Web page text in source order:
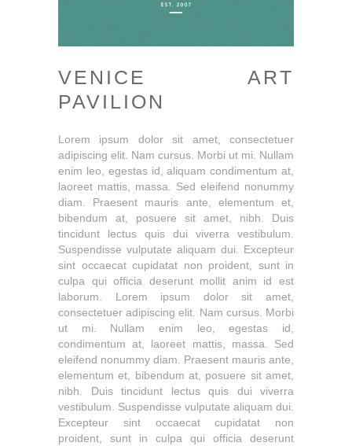
VENICE ART
PAVILION
Lorem ipsum dolor sit amet, consectetuer
adipiscing elit. Nam cursus. Morbi ut mi. Nullam
enim leo, egestas id, aliquam condimentum at,
laoreet mattis, massa. Sed eleifend nonummy
diam. Praesent mauris ante, elementum et,
bibendum at, posuere sit amet, nibh. Duis
tincidunt lectus quis dui viverra vestibulum.
Suspendisse vulputate aliquam dui. Excepteur
sint occaecat cupidatat non proident, sunt in
culpa qui officia deserunt mollit anim id est
laborum. Lorem ipsum dolor sit amet,
consectetuer adipiscing elit. Nam cursus. Morbi
ut mi. Nullam enim leo, egestas id,
condimentum at, laoreet mattis, massa. Sed
eleifend nonummy diam. Praesent mauris ante,
elementum et, bibendum at, posuere sit amet,
nibh. Duis tincidunt lectus quis dui viverra
vestibulum. Suspendisse vulputate aliquam dui.
Excepteur sint occaecat cupidatat non
proident, sunt in culpa qui officia deserunt